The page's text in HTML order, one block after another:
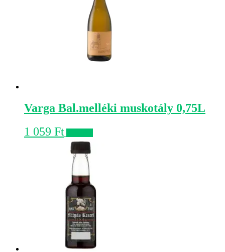
Varga Bal.melléki muskotály 0,75L
1 059 Ft